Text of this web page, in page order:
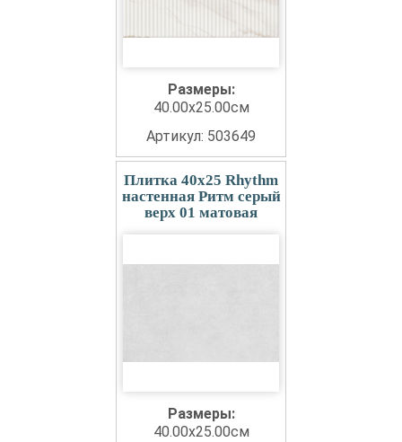
Размеры:
40.00x25.00см
Артикул: 503649
Плитка 40x25 Rhythm
настенная Ритм серый
верх 01 матовая
Размеры:
40.00x25.00см